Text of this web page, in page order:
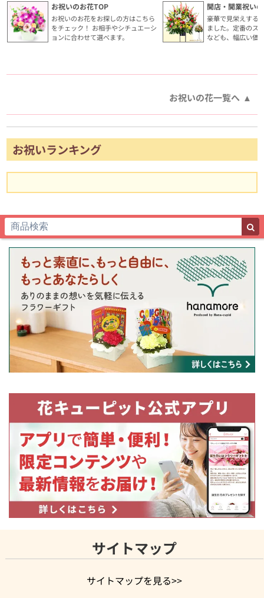
お祝いのお花TOP
お祝いのお花をお探しの方はこちら
をチェック！ お相手やシチュエーシ
ョンに合わせて選べます。
開店・開業祝い
豪華で見栄えする
ました。定番のス
なども、幅広い価
お祝いの花一覧へ
お祝いランキング
サイトマップ
サイトマップを見る>>